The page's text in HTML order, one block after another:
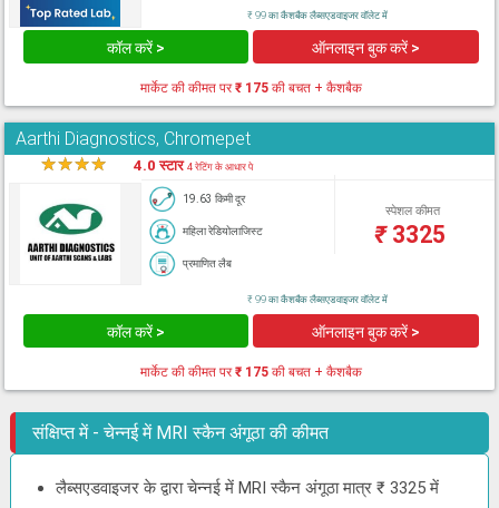
₹ 99 का कैशबैक लैब्सएडवाइजर वॉलेट में
कॉल करें > ऑनलाइन बुक करें >
मार्केट की कीमत पर₹ 175की बचत + कैशबैक
Aarthi Diagnostics, Chromepet
★★★★ 4.0 स्टार4 रेटिंग के आधार पे
19.63 किमी दूर
महिला रेडियोलाजिस्ट
प्रमाणित लैब
स्पेशल कीमत
₹3325
₹ 99 का कैशबैक लैब्सएडवाइजर वॉलेट में
कॉल करें > ऑनलाइन बुक करें >
मार्केट की कीमत पर₹ 175की बचत + कैशबैक
संक्षिप्त में - चेन्नई में MRI स्कैन अंगूठा की कीमत
लैब्सएडवाइजर के द्वारा चेन्नई में MRI स्कैन अंगूठा मात्र ₹ 3325 में